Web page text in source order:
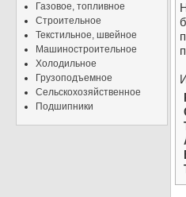
Газовое, топливное
Строительное
Текстильное, швейное
Машиностроительное
Холодильное
Грузоподъемное
Сельскохозяйственное
Подшипники